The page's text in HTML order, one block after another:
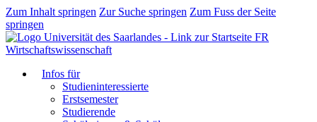
Zum Inhalt springen Zur Suche springen Zum Fuss der Seite
springen
FR
Wirtschaftswissenschaft
Infos für
Studieninteressierte
Erstsemester
Studierende